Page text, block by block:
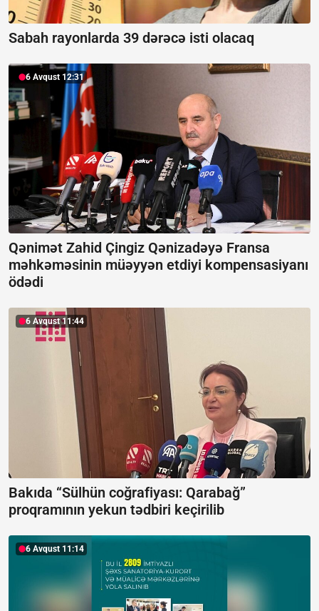
Sabah rayonlarda 39 dərəcə isti olacaq
6 Avqust 12:31
Qənimət Zahid Çingiz Qənizadəyə Fransa
məhkəməsinin müəyyən etdiyi kompensasiyanı
ödədi
6 Avqust 11:44
Bakıda “Sülhün coğrafiyası: Qarabağ”
proqramının yekun tədbiri keçirilib
6 Avqust 11:14